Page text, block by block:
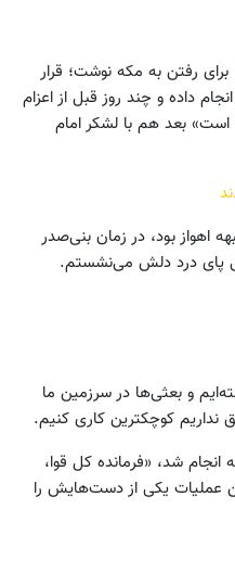
رفتن به مکه نوشت؛ قرار
داده و چند روز قبل از اعزام
بعد هم با لشکر امام
اهواز بود، در زمان بنی‌صدر
پای درد دلش می‌نشستم.
و بعثی‌ها در سرزمین ما
نداریم کوچکترین کاری کنیم.
انجام شد، «فرمانده کل قوا،
عملیات یکی از دست‌هایش را